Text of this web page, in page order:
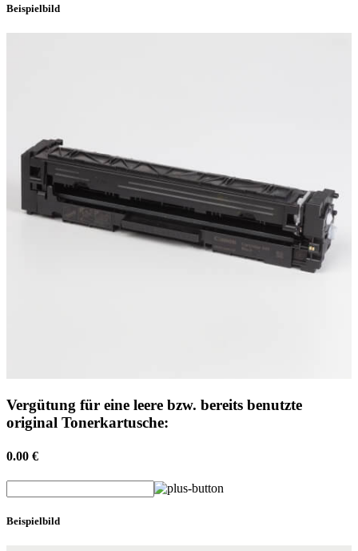
Beispielbild
Vergütung für eine leere bzw. bereits benutzte
original Tonerkartusche:
0.00 €
Beispielbild